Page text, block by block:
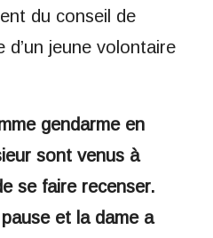
du conseil de
jeune volontaire
gendarme en
sont venus à
se faire recenser.
pause et la dame a